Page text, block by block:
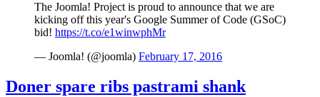
The Joomla! Project is proud to announce that we are
kicking off this year's Google Summer of Code (GSoC)
bid! https://t.co/e1winwphMr
— Joomla! (@joomla) February 17, 2016
Doner spare ribs pastrami shank